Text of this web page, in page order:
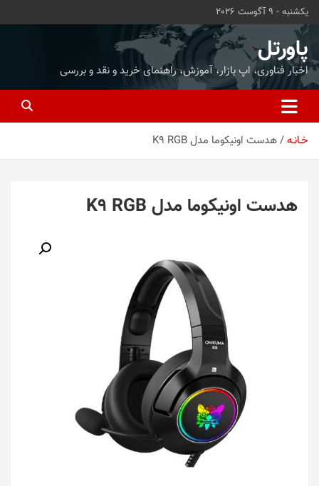
محتوا
بروید
یکشنبه - 9 آگوست 2026
پاورتل
اخبار فناوری، اپ بازار، آموزش، راهنمای خرید و نقد و بررسی
خـانـه هدست اونیکوما مدل K9 RGB
هدست اونیکوما مدل K9 RGB